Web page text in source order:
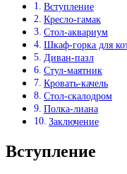
Вступление
Кресло-гамак
Стол-аквариум
Шкаф-горка для
Диван-пазл
Стул-маятник
Кровать-качель
Стол-скалодром
Полка-лиана
Заключение
Вступление